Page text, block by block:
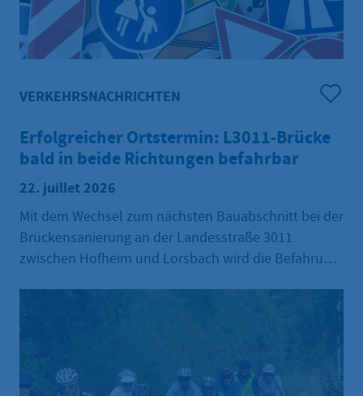
VERKEHRSNACHRICHTEN
Erfolgreicher Ortstermin: L3011-Brücke
bald in beide Richtungen befahrbar
22. juillet 2026
Mit dem Wechsel zum nächsten Bauabschnitt bei der
Brückensanierung an der Landesstraße 3011
zwischen Hofheim und Lorsbach wird die Befahrung
wird zum 29. Juli erfolgen und der
Zweirichtungsverkehr voraussichtlich am